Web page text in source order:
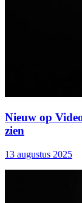
Nieuw op
zien
13 augustus 2025